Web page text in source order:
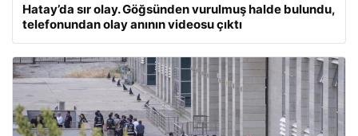
Hatay’da sır olay. Göğsünden vurulmuş halde bulundu,
telefonundan olay anının videosu çıktı